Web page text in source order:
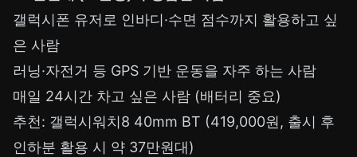
갤럭시폰 유저로 인바디·수면 점수까지 활용하고 싶
은 사람
러닝·자전거 등 GPS 기반 운동을 자주 하는 사람
매일 24시간 차고 싶은 사람 (배터리 중요)
추천: 갤럭시워치8 40mm BT (419,000원, 출시 후
인하분 활용 시 약 37만원대)